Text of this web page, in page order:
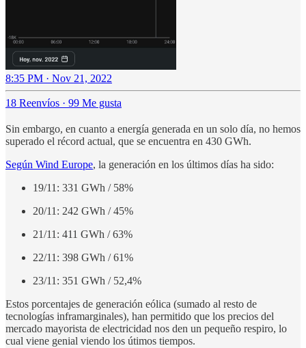
8:35 PM · Nov 21, 2022
18 Reenvíos · 99 Me gusta
Sin embargo, en cuanto a energía generada en un solo día, no hemos
superado el récord actual, que se encuentra en 430 GWh.
Según Wind Europe, la generación en los últimos días ha sido:
19/11: 331 GWh / 58%
20/11: 242 GWh / 45%
21/11: 411 GWh / 63%
22/11: 398 GWh / 61%
23/11: 351 GWh / 52,4%
Estos porcentajes de generación eólica (sumado al resto de
tecnologías inframarginales), han permitido que los precios del
mercado mayorista de electricidad nos den un pequeño respiro, lo
cual viene genial viendo los útimos tiempos.